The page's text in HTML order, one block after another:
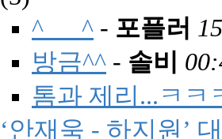
^___^ - 포플러
방금^^ - 솔비
톰과 제리...ㅋㅋ
‘안재욱 - 하지원’